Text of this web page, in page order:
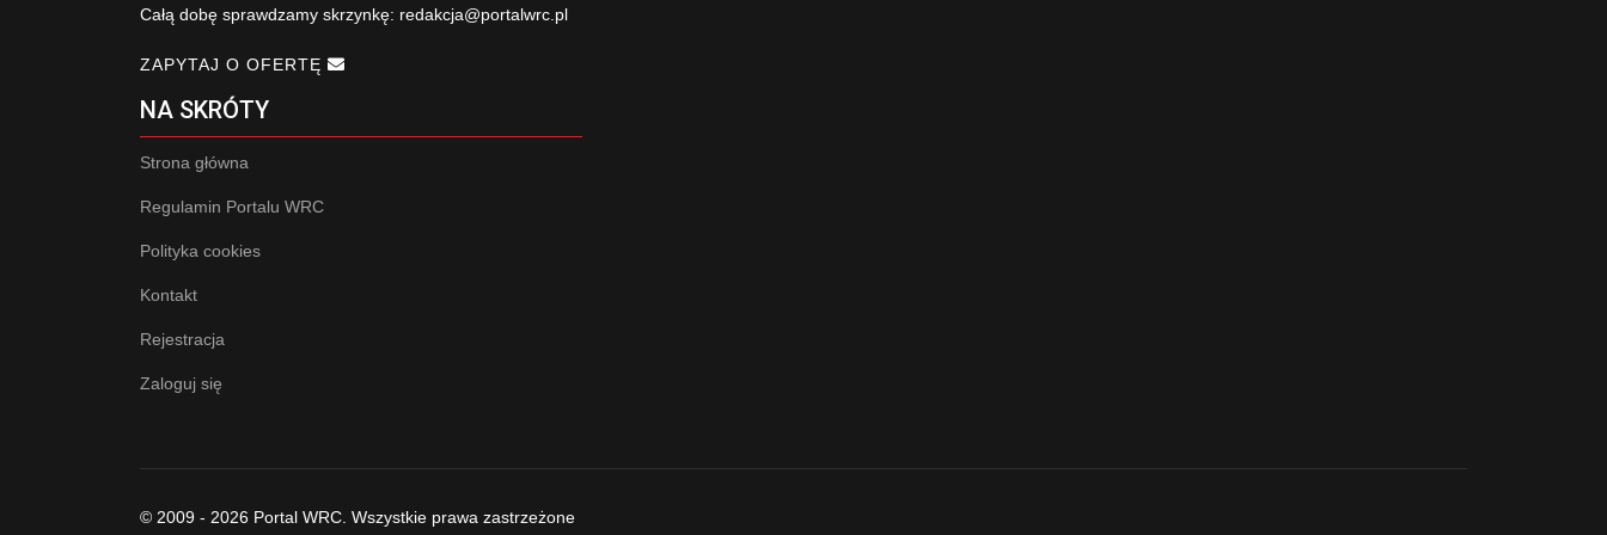
Całą dobę sprawdzamy skrzynkę: redakcja@portalwrc.pl
ZAPYTAJ O OFERTĘ
NA SKRÓTY
Strona główna
Regulamin Portalu WRC
Polityka cookies
Kontakt
Rejestracja
Zaloguj się
© 2009 - 2026 Portal WRC. Wszystkie prawa zastrzeżone